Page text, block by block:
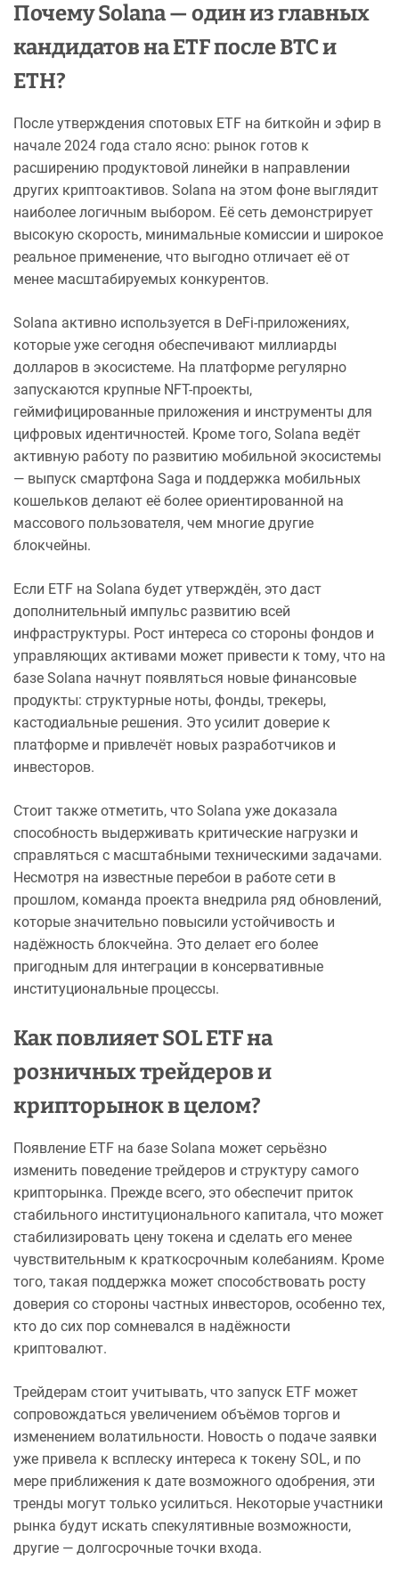
Почему Solana — один из главных
кандидатов на ETF после BTC и
ETH?
После утверждения спотовых ETF на биткойн и эфир в
начале 2024 года стало ясно: рынок готов к
расширению продуктовой линейки в направлении
других криптоактивов. Solana на этом фоне выглядит
наиболее логичным выбором. Её сеть демонстрирует
высокую скорость, минимальные комиссии и широкое
реальное применение, что выгодно отличает её от
менее масштабируемых конкурентов.
Solana активно используется в DeFi-приложениях,
которые уже сегодня обеспечивают миллиарды
долларов в экосистеме. На платформе регулярно
запускаются крупные NFT-проекты,
геймифицированные приложения и инструменты для
цифровых идентичностей. Кроме того, Solana ведёт
активную работу по развитию мобильной экосистемы
— выпуск смартфона Saga и поддержка мобильных
кошельков делают её более ориентированной на
массового пользователя, чем многие другие
блокчейны.
Если ETF на Solana будет утверждён, это даст
дополнительный импульс развитию всей
инфраструктуры. Рост интереса со стороны фондов и
управляющих активами может привести к тому, что на
базе Solana начнут появляться новые финансовые
продукты: структурные ноты, фонды, трекеры,
кастодиальные решения. Это усилит доверие к
платформе и привлечёт новых разработчиков и
инвесторов.
Стоит также отметить, что Solana уже доказала
способность выдерживать критические нагрузки и
справляться с масштабными техническими задачами.
Несмотря на известные перебои в работе сети в
прошлом, команда проекта внедрила ряд обновлений,
которые значительно повысили устойчивость и
надёжность блокчейна. Это делает его более
пригодным для интеграции в консервативные
институциональные процессы.
Как повлияет SOL ETF на
розничных трейдеров и
крипторынок в целом?
Появление ETF на базе Solana может серьёзно
изменить поведение трейдеров и структуру самого
крипторынка. Прежде всего, это обеспечит приток
стабильного институционального капитала, что может
стабилизировать цену токена и сделать его менее
чувствительным к краткосрочным колебаниям. Кроме
того, такая поддержка может способствовать росту
доверия со стороны частных инвесторов, особенно тех,
кто до сих пор сомневался в надёжности
криптовалют.
Трейдерам стоит учитывать, что запуск ETF может
сопровождаться увеличением объёмов торгов и
изменением волатильности. Новость о подаче заявки
уже привела к всплеску интереса к токену SOL, и по
мере приближения к дате возможного одобрения, эти
тренды могут только усилиться. Некоторые участники
рынка будут искать спекулятивные возможности,
другие — долгосрочные точки входа.